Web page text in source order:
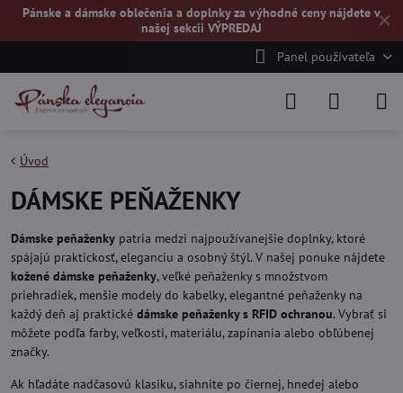
✕
Pánske a dámske oblečenia a doplnky za výhodné ceny nájdete v
našej sekcii VÝPREDAJ
Panel používateľa
Úvod
DÁMSKE PEŇAŽENKY
Dámske peňaženky patria medzi najpoužívanejšie doplnky, ktoré
spájajú praktickosť, eleganciu a osobný štýl. V našej ponuke nájdete
kožené dámske peňaženky, veľké peňaženky s množstvom
priehradiek, menšie modely do kabelky, elegantné peňaženky na
každý deň aj praktické dámske peňaženky s RFID ochranou. Vybrať si
môžete podľa farby, veľkosti, materiálu, zapínania alebo obľúbenej
značky.
Ak hľadáte nadčasovú klasiku, siahnite po čiernej, hnedej alebo